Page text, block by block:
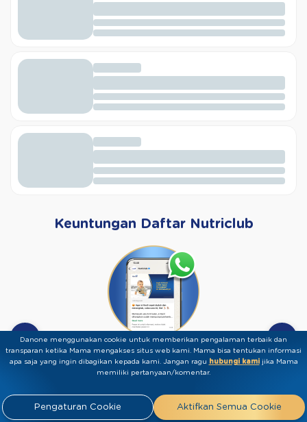
Keuntungan Daftar Nutriclub
Info & Tips Eksklusif via
WA
Danone menggunakan cookie untuk memberikan pengalaman terbaik dan
transparan ketika Mama mengakses situs web kami. Mama bisa tentukan informasi
apa saja yang ingin dibagikan kepada kami.​ ​Jangan ragu hubungi kamijika Mama
memiliki pertanyaan/komentar.
Pengaturan Cookie Aktifkan Semua Cookie